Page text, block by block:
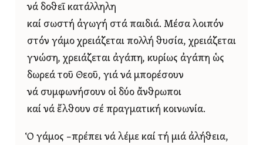
νά δοθεῖ κατάλληλη
καί σωστή ἀγωγή στά παιδιά. Μέσα λοιπόν
στόν γάμο χρειάζεται πολλή θυσία, χρειάζεται
γνώση, χρειάζεται ἀγάπη, κυρίως ἀγάπη ὡς
δωρεά τοῦ Θεοῦ, γιά νά μπορέσουν
νά συμφωνήσουν οἱ δύο ἄνθρωποι
καί νά ἔλθουν σέ πραγματική κοινωνία.
Ὁ γάμος –πρέπει νά λέμε καί τή μιά ἀλήθεια,